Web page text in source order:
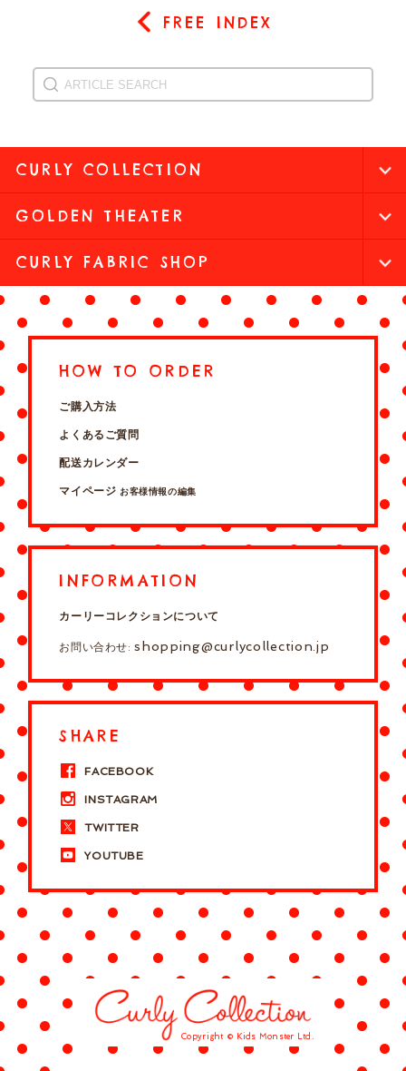
FREE INDEX
CURLY COLLECTION
GOLDEN THEATER
CURLY FABRIC SHOP
HOW TO ORDER
ご購入方法
よくあるご質問
配送カレンダー
マイページ お客様情報の編集
INFORMATION
カーリーコレクションについて
お問い合わせ:shopping@curlycollection.jp
SHARE
FACEBOOK
INSTAGRAM
TWITTER
YOUTUBE
Copyright © Kids Monster Ltd.